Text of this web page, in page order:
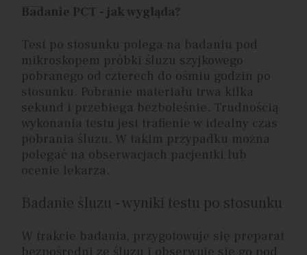
Badanie PCT - jak wygląda?
Test po stosunku polega na badaniu pod
mikroskopem próbki śluzu szyjkowego
pobranego od czterech do ośmiu godzin po
stosunku. Pobranie materiału trwa kilka
sekund i przebiega bezboleśnie. Trudnością
wykonania testu jest trafienie w idealny czas
pobrania śluzu. W takim przypadku można
polegać na obserwacjach pacjentki lub
ocenie lekarza.
Badanie śluzu - wyniki testu po stosunku
W trakcie badania, przygotowuje się preparat